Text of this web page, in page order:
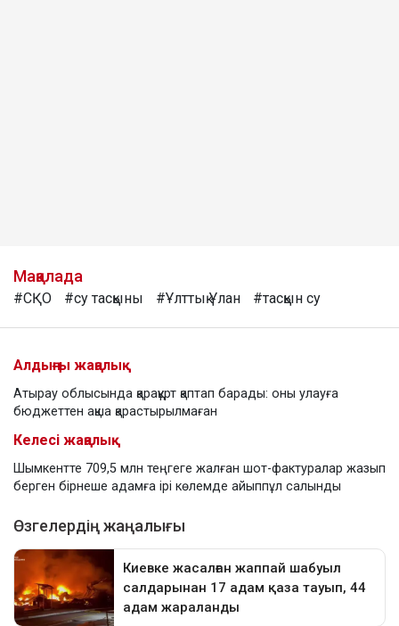
Мақалада
#СҚО #су тасқыны #Ұлттық Ұлан #тасқын су
Алдыңғы жаңалық
Атырау облысында қарақұрт қаптап барады: оны улауға
бюджеттен ақша қарастырылмаған
Келесі жаңалық
Шымкентте 709,5 млн теңгеге жалған шот-фактуралар жазып
берген бірнеше адамға ірі көлемде айыппұл салынды